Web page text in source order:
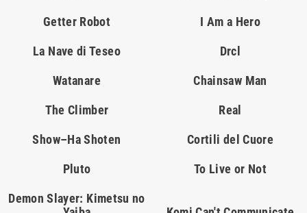
Getter Robot I Am a Hero
La Nave di Teseo Drcl
Watanare Chainsaw Man
The Climber Real
Show–Ha Shoten Cortili del Cuore
Pluto To Live or Not
Demon Slayer: Kimetsu no